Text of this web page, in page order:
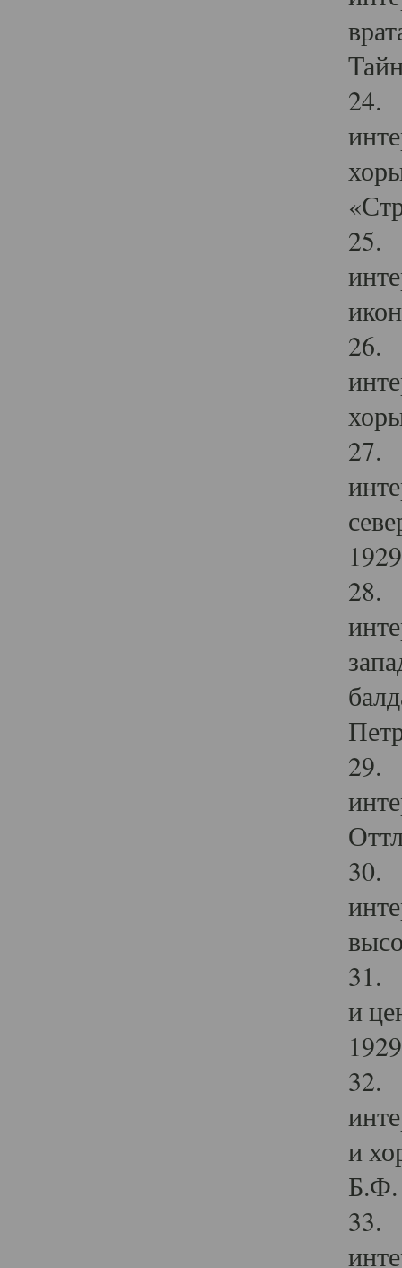
24.
25.
26.
27.
28.
29.
30.
31.
и
32.
и
Б.Ф.
33.